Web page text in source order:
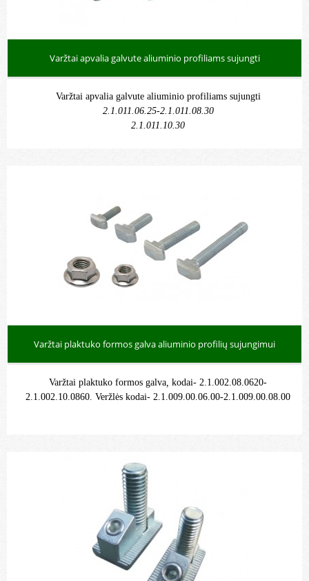
Varžtai apvalia galvute aliuminio profiliams sujungti
Varžtai apvalia galvute aliuminio profiliams sujungti
2.1.011.06.25-2.1.011.08.30
2.1.011.10.30
Varžtai plaktuko formos galva aliuminio profilių sujungimui
Varžtai plaktuko formos galva, kodai- 2.1.002.08.0620-
2.1.002.10.0860. Veržlės kodai- 2.1.009.00.06.00-2.1.009.00.08.00